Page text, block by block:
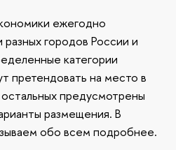
ежегодно
городов России и
категории
претендовать на место в
предусмотрены
размещения. В
обо всем подробнее.